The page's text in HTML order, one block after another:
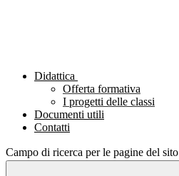
Didattica
Offerta formativa
I progetti delle classi
Documenti utili
Contatti
Campo di ricerca per le pagine del sito